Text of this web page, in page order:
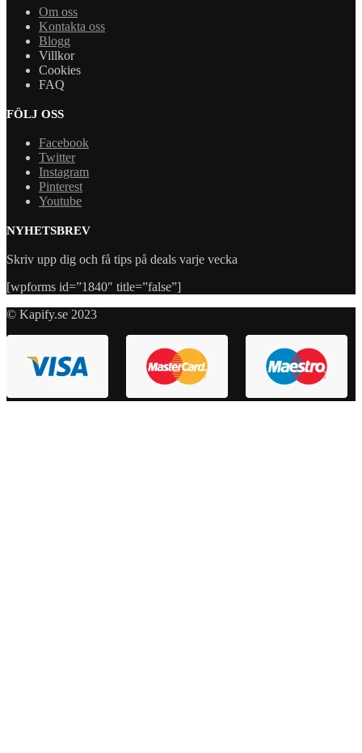
Om oss
Kontakta oss
Blogg
Villkor
Cookies
FAQ
FÖLJ OSS
Facebook
Twitter
Instagram
Pinterest
Youtube
NYHETSBREV
Skriv upp dig och få tips på deals varje vecka
[wpforms id=”1840″ title=”false”]
© Kapify.se 2023